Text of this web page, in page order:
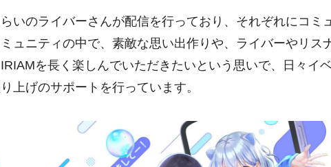
いのライバーさんが配信を行っており、それぞれにコミ
ュニティの中で、素敵な思い出作りや、ライバーやリス
を長く楽しんでいただきたいという思いで、日々イ
上げのサポートを行っています。